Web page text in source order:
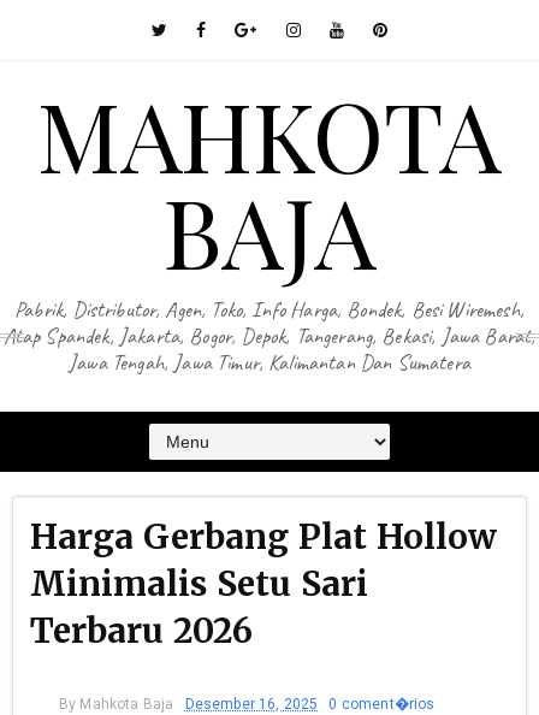
MAHKOTA
BAJA
Pabrik, Distributor, Agen, Toko, Info Harga, Bondek, Besi Wiremesh,
Atap Spandek, Jakarta, Bogor, Depok, Tangerang, Bekasi, Jawa Barat,
Jawa Tengah, Jawa Timur, Kalimantan Dan Sumatera
Harga Gerbang Plat Hollow
Minimalis Setu Sari
Terbaru 2026
By Mahkota Baja Desember 16, 2025 0 coment�rios